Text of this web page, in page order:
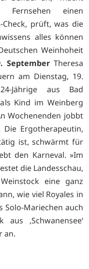
einen
prüft, was die
alles können
Weinhoheit
September Theresa
am Dienstag, 19.
Jährige aus Bad
Kind im Weinberg
Wochenenden jobbt
Ergotherapeutin,
ist, schwärmt für
den Karneval. »Im
die Landesschau,
eine ganz
wie viel Royales in
Solo-Mariechen auch
,Schwanensee‘
an.